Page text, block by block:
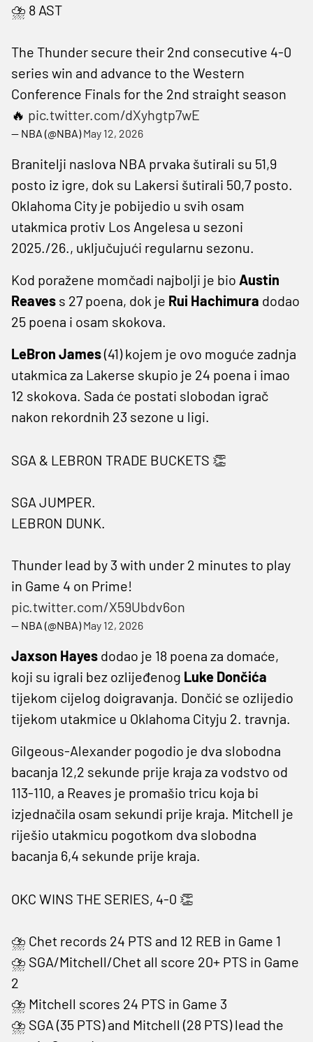
⛈️ 8 AST
The Thunder secure their 2nd consecutive 4-0
series win and advance to the Western
Conference Finals for the 2nd straight season
🔥 pic.twitter.com/dXyhgtp7wE
— NBA (@NBA)May 12, 2026
Branitelji naslova NBA prvaka šutirali su 51,9
posto iz igre, dok su Lakersi šutirali 50,7 posto.
Oklahoma City je pobijedio u svih osam
utakmica protiv Los Angelesa u sezoni
2025./26., uključujući regularnu sezonu.
Kod poražene momčadi najbolji je bio Austin
Reaves s 27 poena, dok je Rui Hachimura dodao
25 ​​poena i osam skokova.
LeBron James(41) kojem je ovo moguće zadnja
utakmica za Lakerse skupio je 24 poena i imao
12 skokova. Sada će postati slobodan igrač
nakon rekordnih 23 sezone u ligi.
SGA & LEBRON TRADE BUCKETS 👏
SGA JUMPER.
LEBRON DUNK.
Thunder lead by 3 with under 2 minutes to play
in Game 4 on Prime!
pic.twitter.com/X59Ubdv6on
— NBA (@NBA)May 12, 2026
Jaxson Hayes dodao je 18 poena za domaće,
koji su igrali bez ozlijeđenog Luke Dončića
tijekom cijelog doigravanja. Dončić se ozlijedio
tijekom utakmice u Oklahoma Cityju 2. travnja.
Gilgeous-Alexander pogodio je dva slobodna
bacanja 12,2 sekunde prije kraja za vodstvo od
113-110, a Reaves je promašio tricu koja bi
izjednačila osam sekundi prije kraja. Mitchell je
riješio utakmicu pogotkom dva slobodna
bacanja 6,4 sekunde prije kraja.
OKC WINS THE SERIES, 4-0 👏
⛈️ Chet records 24 PTS and 12 REB in Game 1
⛈️ SGA/Mitchell/Chet all score 20+ PTS in Game
2
⛈️ Mitchell scores 24 PTS in Game 3
⛈️ SGA (35 PTS) and Mitchell (28 PTS) lead the